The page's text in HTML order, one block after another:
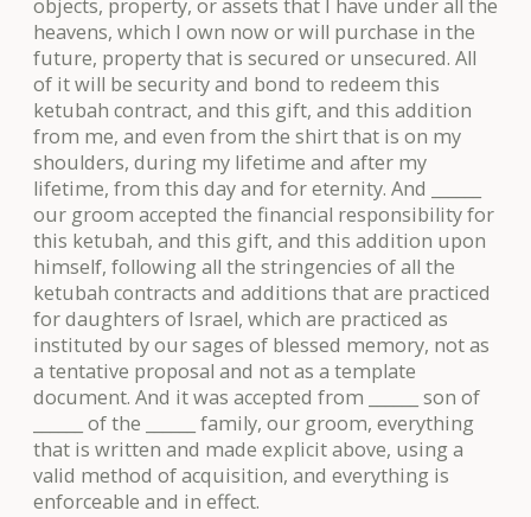
objects, property, or assets that I have under all the
heavens, which I own now or will purchase in the
future, property that is secured or unsecured. All
of it will be security and bond to redeem this
ketubah contract, and this gift, and this addition
from me, and even from the shirt that is on my
shoulders, during my lifetime and after my
lifetime, from this day and for eternity. And ______
our groom accepted the financial responsibility for
this ketubah, and this gift, and this addition upon
himself, following all the stringencies of all the
ketubah contracts and additions that are practiced
for daughters of Israel, which are practiced as
instituted by our sages of blessed memory, not as
a tentative proposal and not as a template
document. And it was accepted from ______ son of
______ of the ______ family, our groom, everything
that is written and made explicit above, using a
valid method of acquisition, and everything is
enforceable and in effect.